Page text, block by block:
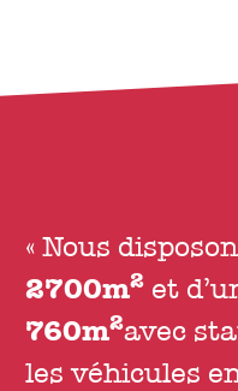
« Nous
2700m2 et
760m2avec
les véhicules